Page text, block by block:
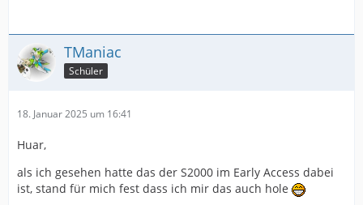
TManiac
Schüler
18. Januar 2025 um 16:41
Huar,
als ich gesehen hatte das der S2000 im Early Access dabei
ist, stand für mich fest dass ich mir das auch hole